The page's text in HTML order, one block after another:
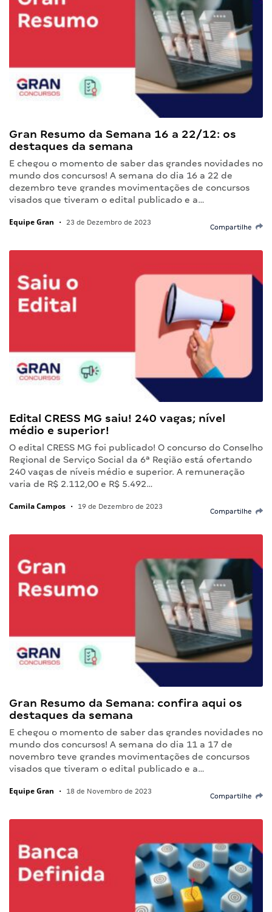
Gran Resumo da Semana 16 a 22/12: os
destaques da semana
E chegou o momento de saber das grandes novidades no
mundo dos concursos! A semana do dia 16 a 22 de
dezembro teve grandes movimentações de concursos
visados que tiveram o edital publicado e a…
Equipe Gran • 23 de Dezembro de 2023
Compartilhe
Edital CRESS MG saiu! 240 vagas; nível
médio e superior!
O edital CRESS MG foi publicado! O concurso do Conselho
Regional de Serviço Social da 6ª Região está ofertando
240 vagas de níveis médio e superior. A remuneração
varia de R$ 2.112,00 e R$ 5.492…
Camila Campos • 19 de Dezembro de 2023
Compartilhe
Gran Resumo da Semana: confira aqui os
destaques da semana
E chegou o momento de saber das grandes novidades no
mundo dos concursos! A semana do dia 11 a 17 de
novembro teve grandes movimentações de concursos
visados que tiveram o edital publicado e a…
Equipe Gran • 18 de Novembro de 2023
Compartilhe